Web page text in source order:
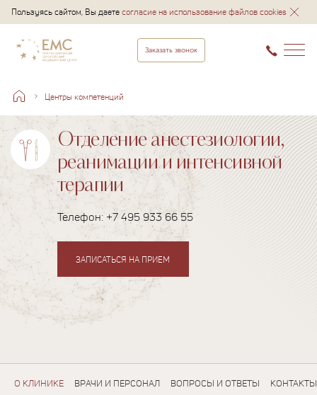
Пользуясь сайтом, Вы даетесогласие на использование файлов cookies
Заказать звонок
Центры компетенций
Отделение анестезиологии,
реанимации и интенсивной
терапии
Телефон: +7 495 933 66 55
ЗАПИСАТЬСЯ НА ПРИЕМ
О КЛИНИКЕ ВРАЧИ И ПЕРСОНАЛ ВОПРОСЫ И ОТВЕТЫ КОНТАКТЫ